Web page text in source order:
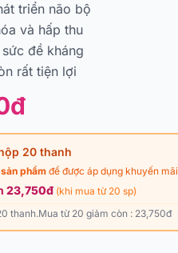
triển não bộ
và hấp thu
đề kháng
rất tiện lợi
20 thanh
phẩmđể được áp dụng khuyến mãi
23,750đ (khi mua từ 20 sp)
thanh.Mua từ 20 giảm còn : 23,750đ